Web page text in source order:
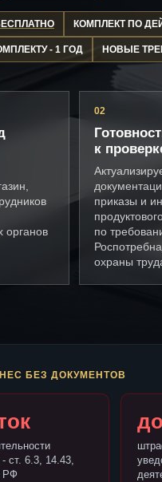
КОМПЛЕКТ ПО
- 1 ГОД НОВЫЕ
органов
02
к
приказы и
по
охраны
БЕЗ ДОКУМЕНТОВ
ст. 6.3, 14.43,
РФ